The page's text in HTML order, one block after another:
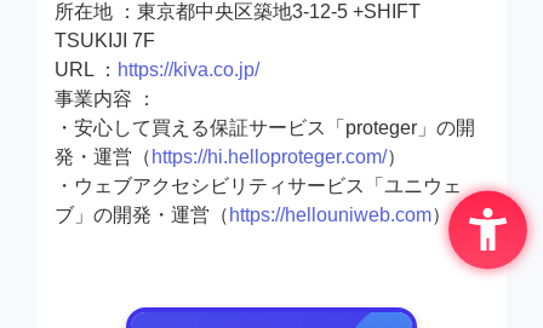
所在地 ：東京都中央区築地3-12-5 +SHIFT
TSUKIJI 7F
URL ： https://kiva.co.jp/
事業内容 ：
・安心して買える保証サービス「proteger」の開
発・運営（ https://hi.helloproteger.com/）
・ウェブアクセシビリティサービス「ユニウェ
ブ」の開発・運営（ https://hellouniweb.com）